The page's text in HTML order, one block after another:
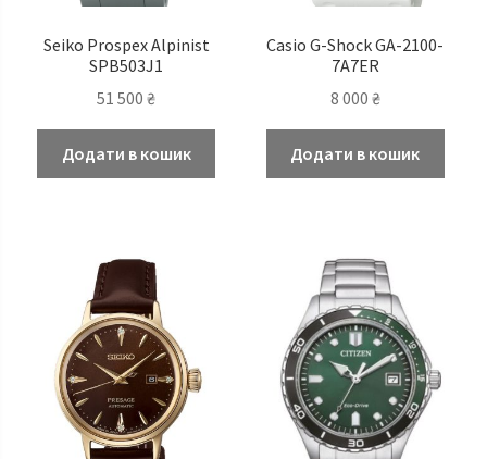
Seiko Prospex Alpinist
SPB503J1
51 500₴
Додати в кошик
Casio G-Shock GA-2100-
7A7ER
8 000 ₴
Додати в кошик